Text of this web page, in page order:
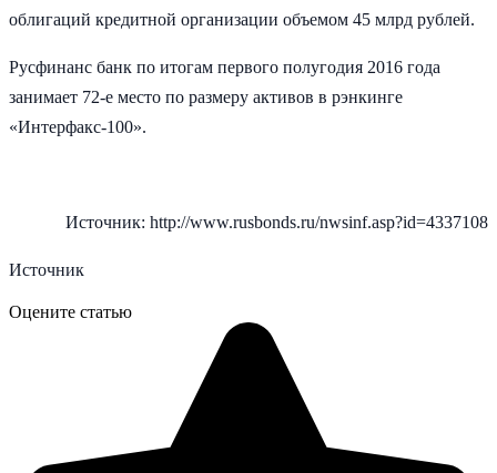
облигаций кредитной организации объемом 45 млрд рублей.
Русфинанс банк по итогам первого полугодия 2016 года
занимает 72-е место по размеру активов в рэнкинге
«Интерфакс-100».
Источник: http://www.rusbonds.ru/nwsinf.asp?id=4337108
Источник
Оцените статью